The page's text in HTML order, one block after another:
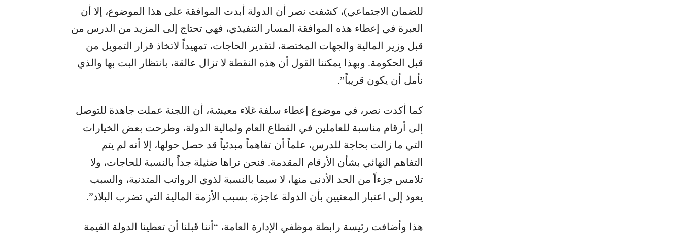
للضمان الاجتماعي)، كشفت نصر أن الدولة أبدت الموافقة على هذا الموضوع، إلا أن
العبرة في إعطاء هذه الموافقة المسار التنفيذي، فهي تحتاج إلى المزيد من الدرس من
قبل وزير المالية والجهات المختصة، لتقدير الحاجات، تمهيداً لاتخاذ قرار التمويل من
قبل الحكومة. وبهذا يمكننا القول أن هذه النقطة لا تزال عالقة، بانتظار البت بها والذي
نأمل أن يكون قريباً”.
كما أكدت نصر، في موضوع إعطاء سلفة غلاء معيشة، أن اللجنة عملت جاهدة للتوصل
إلى أرقام مناسبة للعاملين في القطاع العام ولمالية الدولة، وطرحت بعض الخيارات
التي ما زالت بحاجة للدرس، علماً أن تفاهماً مبدئياً قد حصل حولها، إلا أنه لم يتم
التفاهم النهائي بشأن الأرقام المقدمة. فنحن نراها ضئيلة جداً بالنسبة للحاجات، ولا
تلامس جزءاً من الحد الأدنى منها، لا سيما بالنسبة لذوي الرواتب المتدنية، والسبب
يعود إلى اعتبار المعنيين بأن الدولة عاجزة، بسبب الأزمة المالية التي تضرب البلاد”.
هذا وأضافت رئيسة رابطة موظفي الإدارة العامة، “أننا قَبلنا أن تعطينا الدولة القيمة